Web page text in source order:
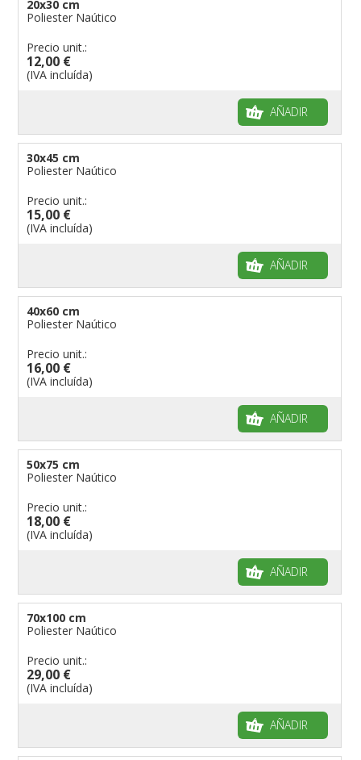
banderas para grupos musicales
Banderas para fiestas
20x30 cm
Poliester Naútico
Precio unit.:
12,00 €
(IVA incluída)
AÑADIR
30x45 cm
Poliester Naútico
Precio unit.:
15,00 €
(IVA incluída)
AÑADIR
40x60 cm
Poliester Naútico
Precio unit.:
16,00 €
(IVA incluída)
AÑADIR
50x75 cm
Poliester Naútico
Precio unit.:
18,00 €
(IVA incluída)
AÑADIR
70x100 cm
Poliester Naútico
Precio unit.:
29,00 €
(IVA incluída)
AÑADIR